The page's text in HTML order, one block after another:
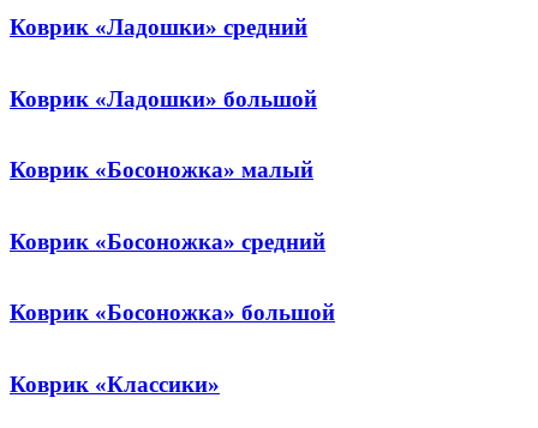
Коврик «Ладошки» средний
Коврик «Ладошки» большой
Коврик «Босоножка» малый
Коврик «Босоножка» средний
Коврик «Босоножка» большой
Коврик «Классики»